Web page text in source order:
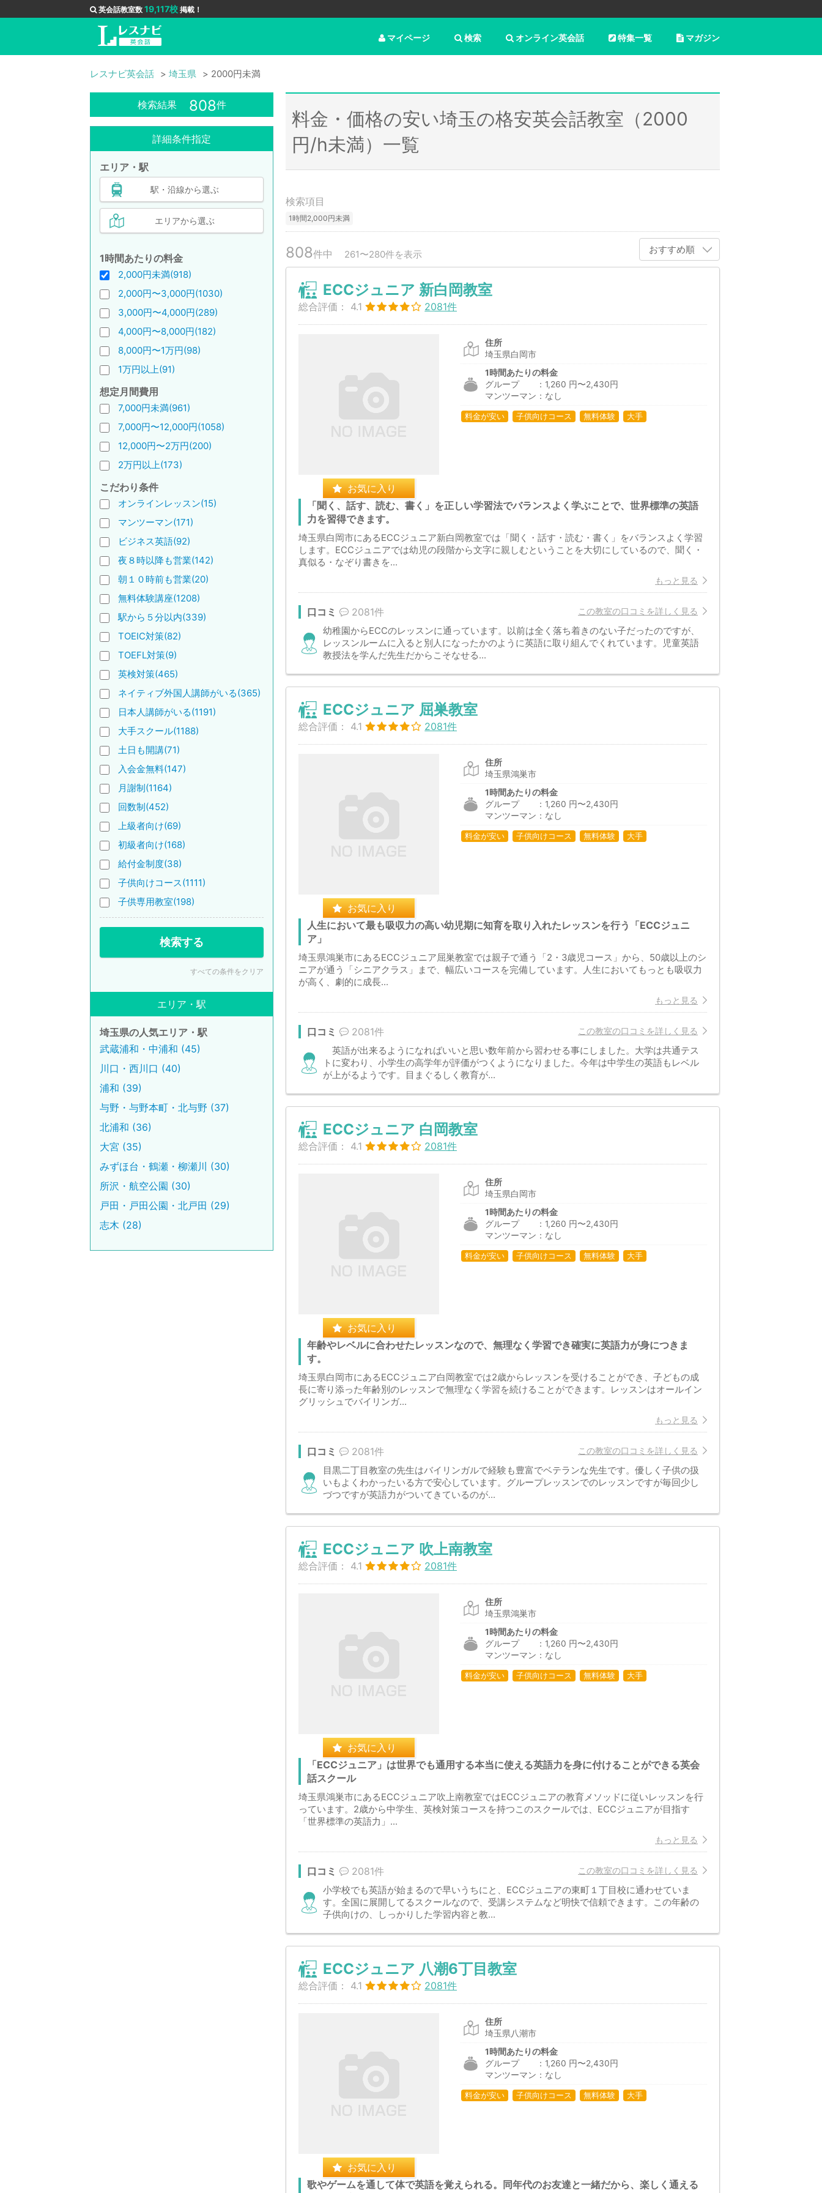
英会話教室数 19,117校 掲載！
マガジン
特集一覧
オンライン英会話
検索
マイページ
レスナビ英会話 埼玉県 2000円未満
検索結果 808件
詳細条件指定
エリア・駅
駅・沿線から選ぶ
エリアから選ぶ
1時間あたりの料金
2,000円未満(918)
2,000円〜3,000円(1030)
3,000円〜4,000円(289)
4,000円〜8,000円(182)
8,000円〜1万円(98)
1万円以上(91)
想定月間費用
7,000円未満(961)
7,000円〜12,000円(1058)
12,000円〜2万円(200)
2万円以上(173)
こだわり条件
オンラインレッスン(15)
マンツーマン(171)
ビジネス英語(92)
夜８時以降も営業(142)
朝１０時前も営業(20)
無料体験講座(1208)
駅から５分以内(339)
TOEIC対策(82)
TOEFL対策(9)
英検対策(465)
ネイティブ外国人講師がいる(365)
日本人講師がいる(1191)
大手スクール(1188)
土日も開講(71)
入会金無料(147)
月謝制(1164)
回数制(452)
上級者向け(69)
初級者向け(168)
給付金制度(38)
子供向けコース(1111)
子供専用教室(198)
検索する
すべての条件をクリア
エリア・駅
埼玉県の人気エリア・駅
武蔵浦和・中浦和 (45)
川口・西川口 (40)
浦和 (39)
与野・与野本町・北与野 (37)
北浦和 (36)
大宮 (35)
みずほ台・鶴瀬・柳瀬川 (30)
所沢・航空公園 (30)
戸田・戸田公園・北戸田 (29)
志木 (28)
料金・価格の安い埼玉の格安英会話教室（2000
円/h未満）一覧
検索項目
1時間2,000円未満
808件中 261〜280件を表示 おすすめ順
ECCジュニア 新白岡教室
総合評価： 4.1 2081件
お気に入り
住所
埼玉県白岡市
1時間あたりの料金
グループ ：1,260 円〜2,430円
マンツーマン：なし
料金が安い 子供向けコース 無料体験 大手
「聞く、話す、読む、書く」を正しい学習法でバランスよく学ぶことで、世界標準の英語
力を習得できます。
埼玉県白岡市にあるECCジュニア新白岡教室では「聞く・話す・読む・書く」をバランスよく学習
します。ECCジュニアでは幼児の段階から文字に親しむということを大切にしているので、聞く・
真似る・なぞり書きを...
もっと見る
この教室の口コミを詳しく見る
口コミ 2081件
幼稚園からECCのレッスンに通っています。以前は全く落ち着きのない子だったのですが、
レッスンルームに入ると別人になったかのように英語に取り組んでくれています。児童英語
教授法を学んだ先生だからこそなせる...
ECCジュニア 屈巣教室
総合評価： 4.1 2081件
お気に入り
住所
埼玉県鴻巣市
1時間あたりの料金
グループ ：1,260 円〜2,430円
マンツーマン：なし
料金が安い 子供向けコース 無料体験 大手
人生において最も吸収力の高い幼児期に知育を取り入れたレッスンを行う「ECCジュニ
ア」
埼玉県鴻巣市にあるECCジュニア屈巣教室では親子で通う「2・3歳児コース」から、50歳以上のシ
ニアが通う「シニアクラス」まで、幅広いコースを完備しています。人生においてもっとも吸収力
が高く、劇的に成長...
もっと見る
この教室の口コミを詳しく見る
口コミ 2081件
英語が出来るようになればいいと思い数年前から習わせる事にしました。大学は共通テス
トに変わり、小学生の高学年が評価がつくようになりました。今年は中学生の英語もレベル
が上がるようです。目まぐるしく教育が...
ECCジュニア 白岡教室
総合評価： 4.1 2081件
お気に入り
住所
埼玉県白岡市
1時間あたりの料金
グループ ：1,260 円〜2,430円
マンツーマン：なし
料金が安い 子供向けコース 無料体験 大手
年齢やレベルに合わせたレッスンなので、無理なく学習でき確実に英語力が身につきま
す。
埼玉県白岡市にあるECCジュニア白岡教室では2歳からレッスンを受けることができ、子どもの成
長に寄り添った年齢別のレッスンで無理なく学習を続けることができます。レッスンはオールイン
グリッシュでバイリンガ...
もっと見る
この教室の口コミを詳しく見る
口コミ 2081件
目黒二丁目教室の先生はバイリンガルで経験も豊富でベテランな先生です。優しく子供の扱
いもよくわかったいる方で安心しています。グループレッスンでのレッスンですが毎回少し
づつですが英語力がついてきているのが...
ECCジュニア 吹上南教室
総合評価： 4.1 2081件
お気に入り
住所
埼玉県鴻巣市
1時間あたりの料金
グループ ：1,260 円〜2,430円
マンツーマン：なし
料金が安い 子供向けコース 無料体験 大手
「ECCジュニア」は世界でも通用する本当に使える英語力を身に付けることができる英会
話スクール
埼玉県鴻巣市にあるECCジュニア吹上南教室ではECCジュニアの教育メソッドに従いレッスンを行
っています。2歳から中学生、英検対策コースを持つこのスクールでは、ECCジュニアが目指す
「世界標準の英語力」...
もっと見る
この教室の口コミを詳しく見る
口コミ 2081件
小学校でも英語が始まるので早いうちにと、ECCジュニアの東町１丁目校に通わせていま
す。全国に展開してるスクールなので、受講システムなど明快で信頼できます。この年齢の
子供向けの、しっかりした学習内容と教...
ECCジュニア 八潮6丁目教室
総合評価： 4.1 2081件
お気に入り
住所
埼玉県八潮市
1時間あたりの料金
グループ ：1,260 円〜2,430円
マンツーマン：なし
料金が安い 子供向けコース 無料体験 大手
歌やゲームを通して体で英語を覚えられる。同年代のお友達と一緒だから、楽しく通える